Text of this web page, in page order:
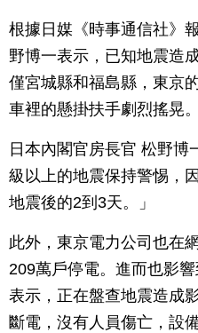
根據日媒《時事通信社》
野博一表示，已知地震造
僅宮城縣和福島縣，東京
車裡的懸掛扶手劇烈搖晃。
日本內閣官房長官 松野
級以上的地震保持警惕，
地震後的2到3天。」
此外，東京電力公司也在
209萬戶停電。進而也影
表示，正在盤查地震造成
斷電，沒有人員傷亡，設